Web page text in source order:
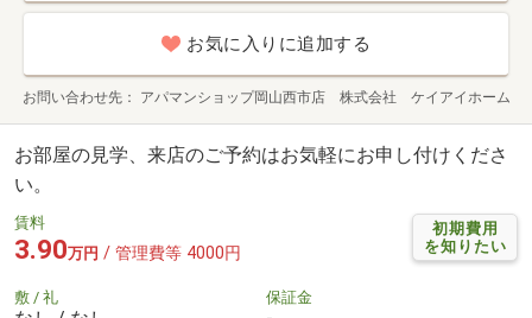
お気に入りに追加する
お問い合わせ先 アパマンショップ岡山西市店 株式会社 ケイアイホーム
お部屋の見学、来店のご予約はお気軽にお申し付けくださ
い。
初期費用
を知りたい
賃料
3.90万円 / 管理費等 4000円
敷 / 礼 保証金